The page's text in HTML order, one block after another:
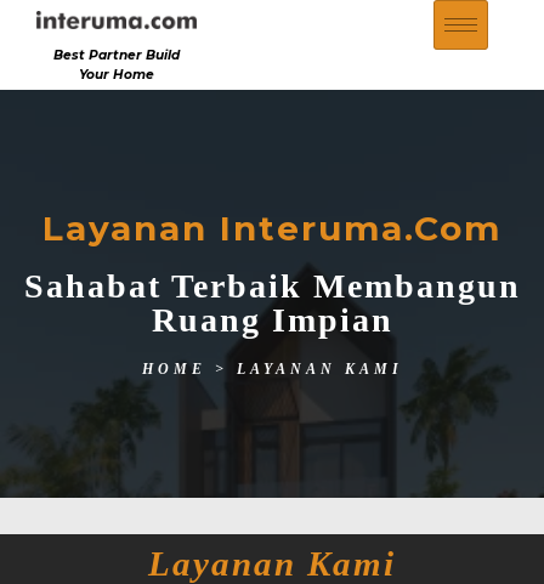
Best Partner Build
Your Home
Layanan Interuma.com
Sahabat Terbaik Membangun
Ruang Impian
HOME > LAYANAN KAMI
Layanan Kami